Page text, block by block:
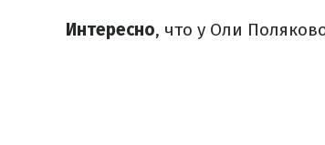
Интересно, что у Оли